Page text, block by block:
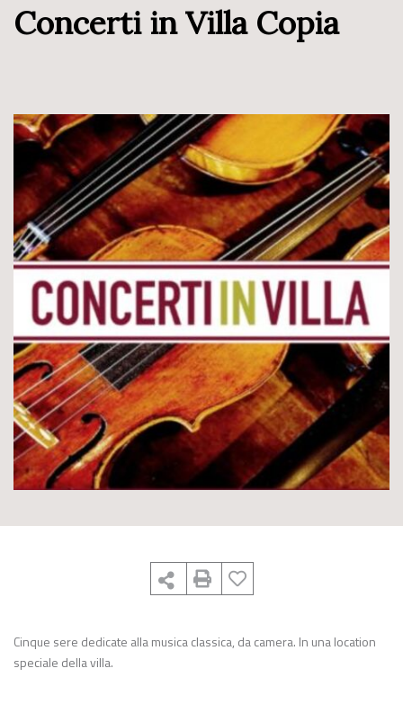
Concerti in Villa Copia
Cinque sere dedicate alla musica classica, da camera. In una location
speciale della villa.